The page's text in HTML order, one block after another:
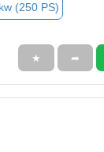
(250 PS)
★ ➦